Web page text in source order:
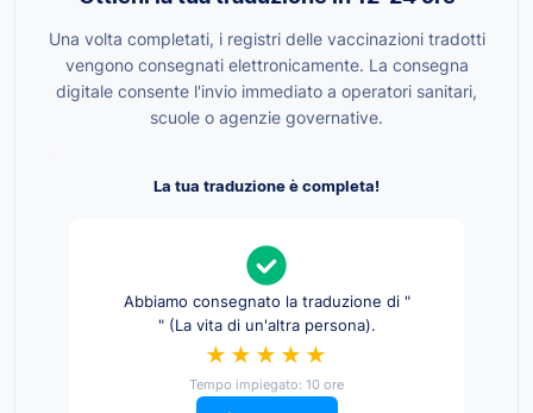
Una volta completati, i registri delle vaccinazioni tradotti
vengono consegnati elettronicamente. La consegna
digitale consente l'invio immediato a operatori sanitari,
scuole o agenzie governative.
La tua traduzione è completa!
Abbiamo consegnato la traduzione di "
" (La vita di un'altra persona).
★★★★★
Tempo impiegato: 10 ore